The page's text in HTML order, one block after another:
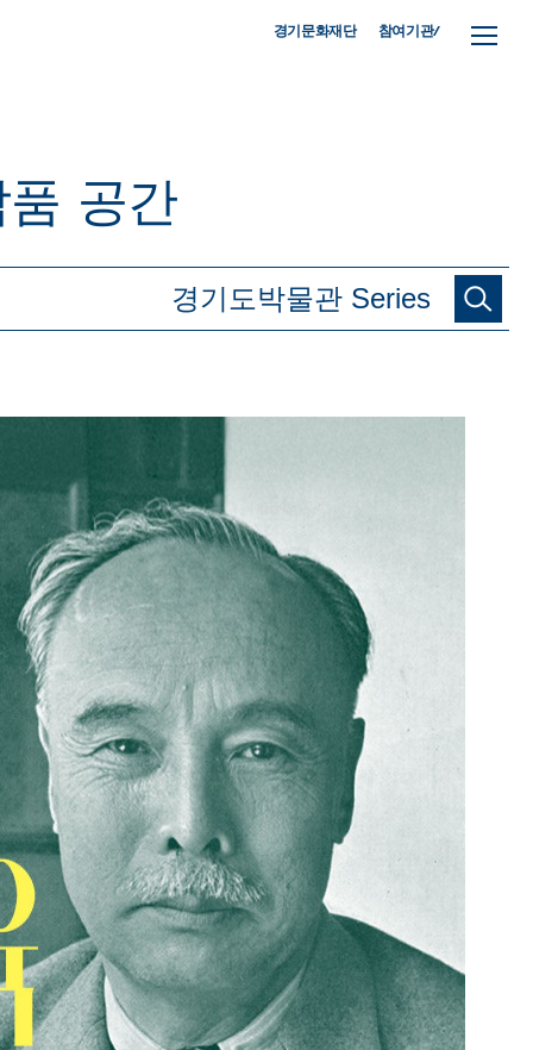
경기문화재단 참여기관/
공간